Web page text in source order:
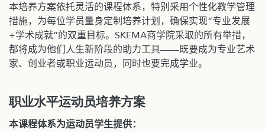
本培养方案依托灵活的课程体系，特别采用个性化教学管理
措施，为每位学员量身定制培养计划，确保实现“专业发展
+学术成就”的双重目标。SKEMA商学院采取的所有举措，
都将成为他们人生新阶段的助力工具——既要成为专业艺术
家、创业者或职业运动员，同时也要完成学业。
职业水平运动员培养方案
本课程体系为运动员学生提供：